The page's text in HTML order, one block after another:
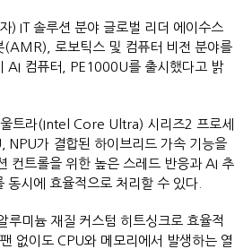
) IT 솔루션 분야 글로벌 리더 에이수스
(AMR), 로보틱스 및 컴퓨터 비전 분야를
AI 컴퓨터, PE1000U를 출시했다고 밝
트라(Intel Core Ultra) 시리즈2 프로세
NPU가 결합된 하이브리드 가속 기능을
컨트롤을 위한 높은 스레드 반응과 AI 추
동시에 효율적으로 처리할 수 있다.
루미늄 재질 커스텀 히트싱크로 효율적
없이도 CPU와 메모리에서 발생하는 열